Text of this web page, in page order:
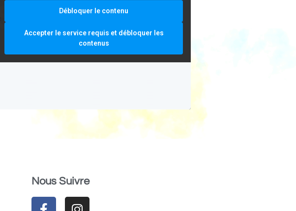
Débloquer le contenu
Accepter le service requis et débloquer les
contenus
Nous Suivre